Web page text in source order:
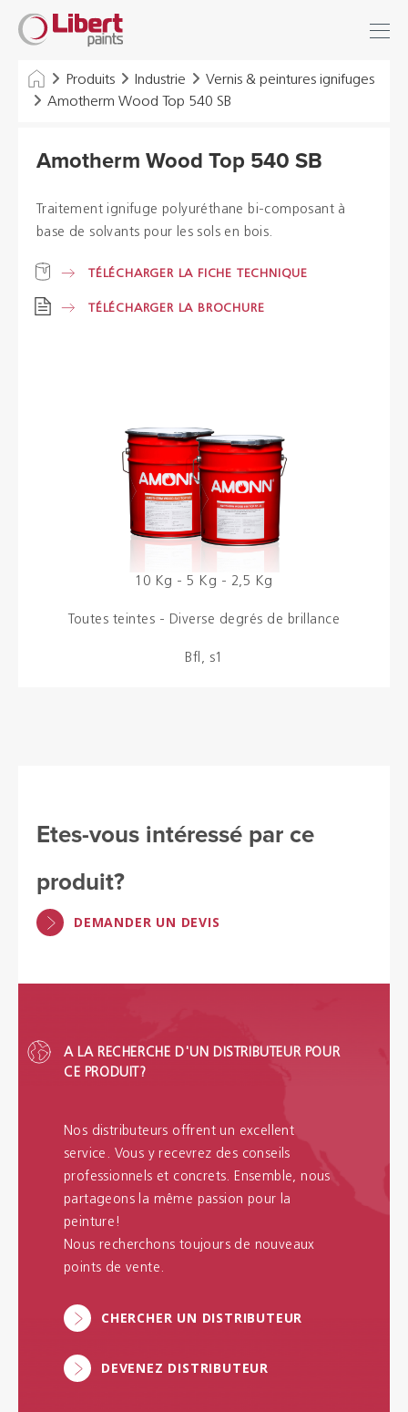
Libert
Paints Produits Industrie
Vernis & peintures ignifuges
Amotherm Wood Top 540 SB
Amotherm Wood Top 540 SB
Traitement ignifuge polyuréthane bi-composant à
base de solvants pour les sols en bois.
TÉLÉCHARGER LA FICHE TECHNIQUE
TÉLÉCHARGER LA BROCHURE
10 Kg - 5 Kg - 2,5 Kg
Toutes teintes - Diverse degrés de brillance
Bfl, s1
Etes-vous intéressé par ce
produit?
DEMANDER UN DEVIS
A LA RECHERCHE D'UN DISTRIBUTEUR POUR
CE PRODUIT?
Nos distributeurs offrent un excellent
service. Vous y recevrez des conseils
professionnels et concrets. Ensemble, nous
partageons la même passion pour la
peinture!
Nous recherchons toujours de nouveaux
points de vente.
CHERCHER UN DISTRIBUTEUR
DEVENEZ DISTRIBUTEUR
BÂTIMENT
SOLS
Brochures
Couleurs
Contacts